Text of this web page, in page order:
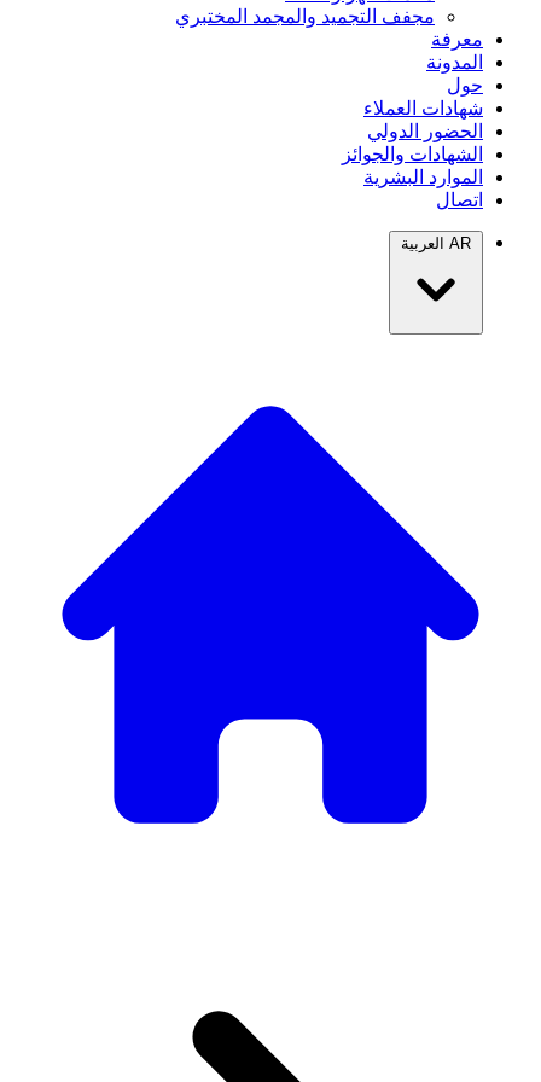
مجفف التجميد والمجمد المختبري
معرفة
المدونة
حول
شهادات العملاء
الحضور الدولي
الشهادات والجوائز
الموارد البشرية
اتصال
AR العربية